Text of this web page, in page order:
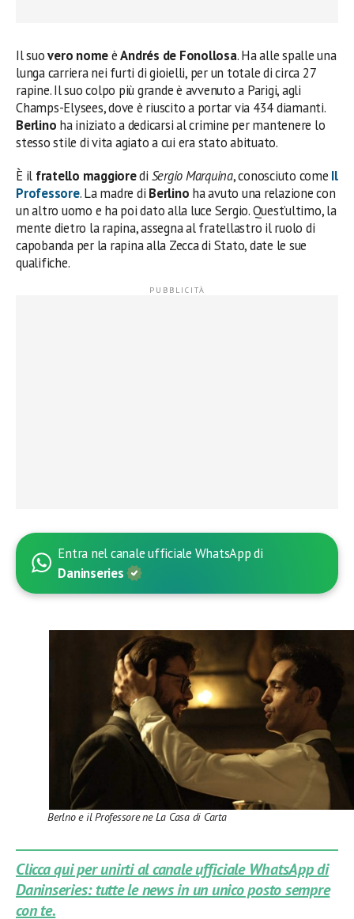
Il suovero nomeèAndrés de Fonollosa. Ha alle spalle una
lunga carriera nei furti di gioielli, per un totale di circa 27
rapine. Il suo colpo più grande è avvenuto a Parigi, agli
Champs-Elysees, dove è riuscito a portar via 434 diamanti.
Berlino ha iniziato a dedicarsi al crimine per mantenere lo
stesso stile di vita agiato a cui era stato abituato.
È il fratello maggioredi Sergio Marquina, conosciuto come Il
Professore. La madre di Berlino ha avuto una relazione con
un altro uomo e ha poi dato alla luce Sergio. Quest’ultimo, la
mente dietro la rapina, assegna al fratellastro il ruolo di
capobanda per la rapina alla Zecca di Stato, date le sue
qualifiche.
Entra nel canale ufficiale WhatsApp di
Daninseries
Berlno e il Professore ne La Casa di Carta
Clicca qui per unirti al canale ufficiale WhatsApp di
Daninseries: tutte le news in un unico posto sempre
con te.